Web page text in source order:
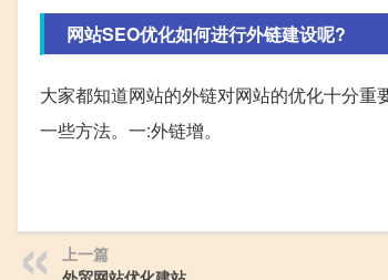
网站SEO优化如何进行外链建设呢?
大家都知道网站的外链对网站的优化十分
一些方法。一:外链增。
上一篇